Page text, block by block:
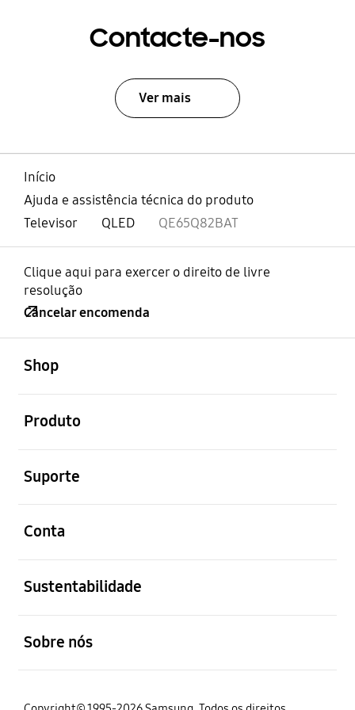
Contacte-nos
Ver mais
Início
Ajuda e assistência técnica do produto
Televisor
QLED QE65Q82BAT
Clique aqui para exercer o direito de livre
resolução
Cancelar encomenda
Shop
Produto
Suporte
Conta
Sustentabilidade
Sobre nós